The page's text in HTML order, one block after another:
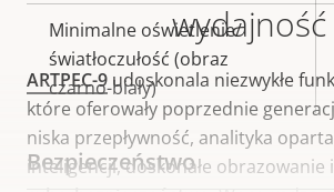
wydajność
ARTPEC-9 udoskonala niezwykłe
które oferowały poprzednie
niska przepływność, analityka
inteligencji, doskonałe obrazowanie
Minimalne oświetlenie/
światłoczułość (obraz
czarno-biały)
Bezpieczeństwo